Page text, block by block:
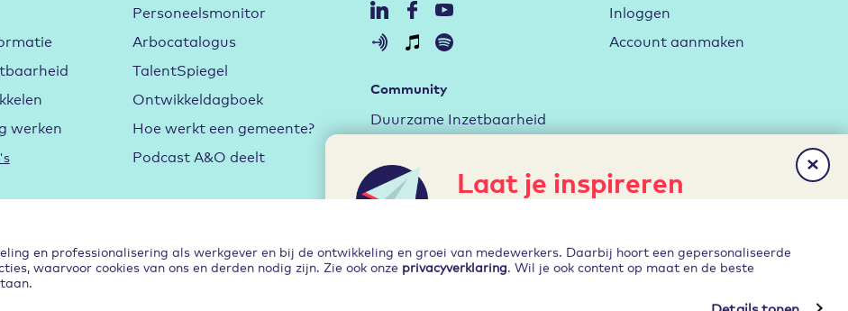
en professionalisering als werkgever en bij de ontwikkeling en groei van medewerkers. Daarbij hoort een gepersonaliseerde
waarvoor cookies van ons en derden nodig zijn. Zie ook onze privacyverklaring. Wil je ook content op maat en de beste
Details tonen
Laat je inspireren
in je inbox?
werken
Personeelsmonitor
Arbocatalogus
TalentSpiegel
Ontwikkeldagboek
Hoe werkt een gemeente?
Podcast A&O deelt
Community
Duurzame Inzetbaarheid
Arbeidsmarktstrategie
Hybride werken
Inloggen
Account aanmaken